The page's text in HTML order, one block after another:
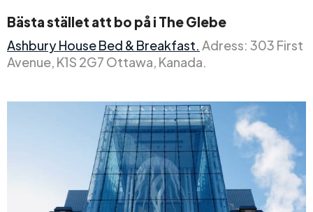
Bästa stället att bo på i The Glebe
Ashbury House Bed & Breakfast. Adress: 303 First
Avenue, K1S 2G7 Ottawa, Kanada.